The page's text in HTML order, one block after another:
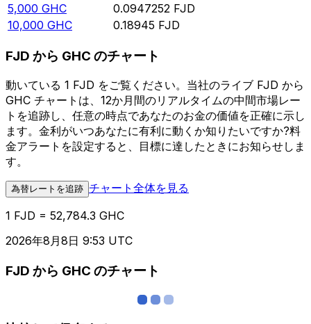
5,000 GHC 0.0947252 FJD
10,000 GHC 0.18945 FJD
FJD から GHC のチャート
動いている 1 FJD をご覧ください。当社のライブ FJD から
GHC チャートは、12か月間のリアルタイムの中間市場レー
トを追跡し、任意の時点であなたのお金の価値を正確に示し
ます。金利がいつあなたに有利に動くか知りたいですか?料
金アラートを設定すると、目標に達したときにお知らせしま
す。
為替レートを追跡 チャート全体を見る
1 FJD = 52,784.3 GHC
2026年8月8日 9:53 UTC
FJD から GHC のチャート